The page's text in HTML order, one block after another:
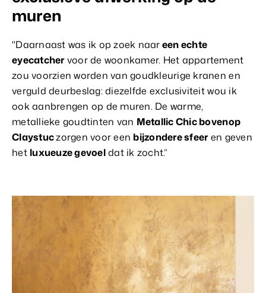
muren
"Daarnaast was ik op zoek naareen echte
eyecatchervoor de woonkamer. Het appartement
zou voorzien worden van goudkleurige kranen en
verguld deurbeslag: diezelfde exclusiviteit wou ik
ook aanbrengen op de muren. De warme,
metallieke goudtinten van Metallic Chic bovenop
Claystuczorgen voor een bijzondere sfeeren geven
het luxueuze gevoeldat ik zocht.”